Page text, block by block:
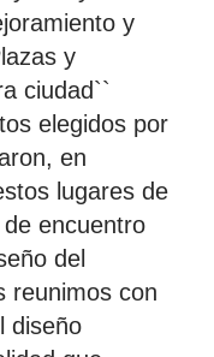
y
y
ciudad``
elegidos por
en
lugares de
encuentro
del
reunimos con
diseño